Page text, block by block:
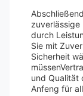
durch
Sie mit
Sicherheit
und Qualität
Anfeng für